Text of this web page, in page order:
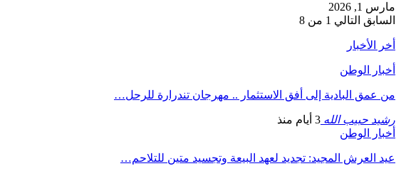
مارس 1, 2026
السابق التالي 1 من 8
أخر الأخبار
أخبار الوطن
من عمق البادية إلى أفق الاستثمار .. مهرجان تندرارة للرحل…
رشيد حبيب الله 3 أيام منذ
أخبار الوطن
عيد العرش المجيد: تجديد لعهد البيعة وتجسيد متين للتلاحم…